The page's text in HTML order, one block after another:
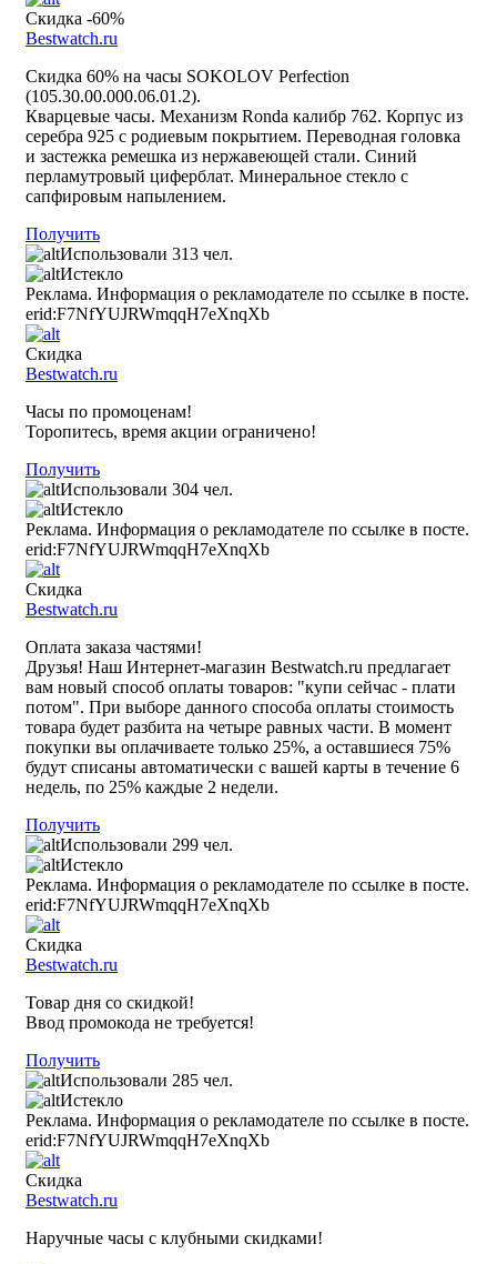
Скидка -60%
Bestwatch.ru
Скидка 60% на часы SOKOLOV Perfection
(105.30.00.000.06.01.2).
Кварцевые часы. Механизм Ronda калибр 762. Корпус из
серебра 925 с родиевым покрытием. Переводная головка
и застежка ремешка из нержавеющей стали. Синий
перламутровый циферблат. Минеральное стекло с
сапфировым напылением.
Получить
Использовали 313 чел.
Истекло
Реклама. Информация о рекламодателе по ссылке в посте.
erid:F7NfYUJRWmqqH7eXnqXb
Скидка
Bestwatch.ru
Часы по промоценам!
Торопитесь, время акции ограничено!
Получить
Использовали 304 чел.
Истекло
Реклама. Информация о рекламодателе по ссылке в посте.
erid:F7NfYUJRWmqqH7eXnqXb
Скидка
Bestwatch.ru
Оплата заказа частями!
Друзья! Наш Интернет-магазин Bestwatch.ru предлагает
вам новый способ оплаты товаров: "купи сейчас - плати
потом". При выборе данного способа оплаты стоимость
товара будет разбита на четыре равных части. В момент
покупки вы оплачиваете только 25%, а оставшиеся 75%
будут списаны автоматически с вашей карты в течение 6
недель, по 25% каждые 2 недели.
Получить
Использовали 299 чел.
Истекло
Реклама. Информация о рекламодателе по ссылке в посте.
erid:F7NfYUJRWmqqH7eXnqXb
Скидка
Bestwatch.ru
Товар дня со скидкой!
Ввод промокода не требуется!
Получить
Использовали 285 чел.
Истекло
Реклама. Информация о рекламодателе по ссылке в посте.
erid:F7NfYUJRWmqqH7eXnqXb
Скидка
Bestwatch.ru
Наручные часы с клубными скидками!